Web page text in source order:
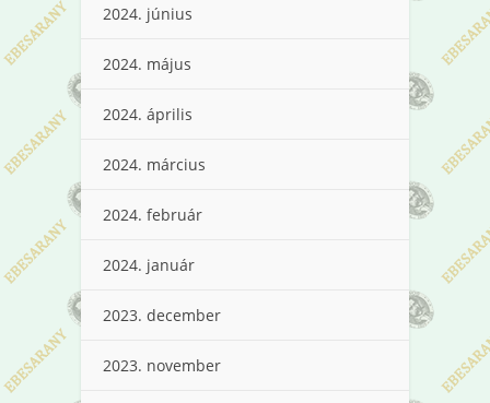
2024. június
2024. május
2024. április
2024. március
2024. február
2024. január
2023. december
2023. november